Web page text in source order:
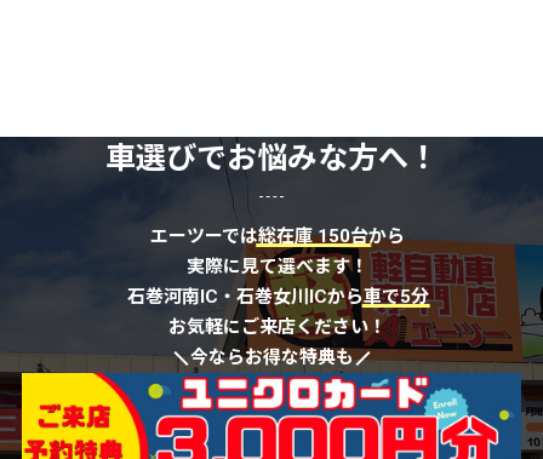
車選びでお悩みな方へ！
エーツーでは総在庫 150台から
実際に見て選べます！
石巻河南IC・石巻女川ICから車で5分
お気軽にご来店ください！
今ならお得な特典も